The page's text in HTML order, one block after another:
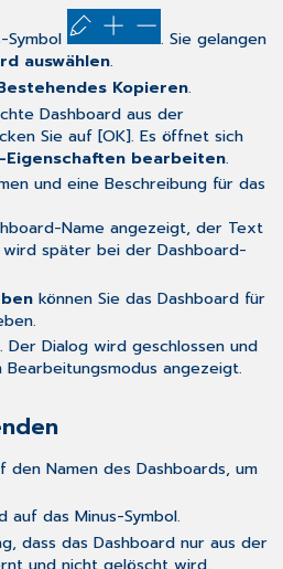
Symbol
. Sie gelangen
auswählen.
Kopieren.
Dashboard aus der
Sie auf [OK]. Es öffnet sich
Eigenschaften bearbeiten.
und eine Beschreibung für das
Name angezeigt, der Text
später bei der Dashboard-
können Sie das Dashboard für
Der Dialog wird geschlossen und
angezeigt.
den Namen des Dashboards, um
auf das Minus-Symbol.
dass das Dashboard nur aus der